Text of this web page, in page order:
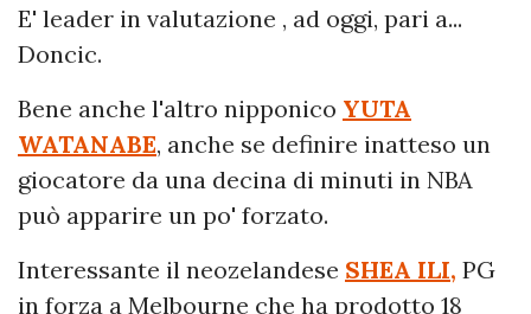
E' leader in valutazione , ad oggi, pari a...
Doncic.
Bene anche l'altro nipponico YUTA
WATANABE, anche se definire inatteso un
giocatore da una decina di minuti in NBA
può apparire un po' forzato.
Interessante il neozelandese SHEA ILI, PG
in forza a Melbourne che ha prodotto 18